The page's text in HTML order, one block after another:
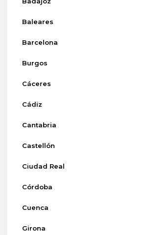
Baleares
Barcelona
Burgos
Cáceres
Cádiz
Cantabria
Castellón
Ciudad Real
Córdoba
Cuenca
Girona